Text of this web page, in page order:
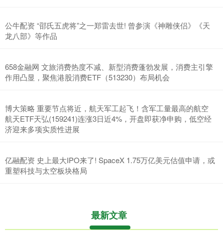
公牛配资 “邵氏五虎将”之一郑雷去世! 曾参演《神雕侠侣》《天
龙八部》等作品
658金融网 文旅消费热度不减、新型消费蓬勃发展，消费主引擎
作用凸显，聚焦港股消费ETF（513230）布局机会
博大策略 重要节点将近，航天军工起飞！含军工量最高的航空
航天ETF天弘(159241)连涨3日近4%，开盘即获净申购，低空经
济迎来多项实质性进展
亿融配资 史上最大IPO来了! SpaceX 1.75万亿美元估值申请，或
重塑科技与太空板块格局
最新文章